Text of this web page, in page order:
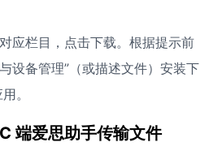
应栏目，点击下载。根据提示前
设备管理”（或描述文件）安装下
。
端爱思助手传输文件